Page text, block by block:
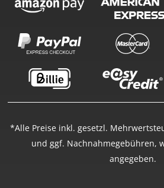
*Alle Preise inkl. gesetzl.
und ggf. Nachnahmegebühren,
angegeben.